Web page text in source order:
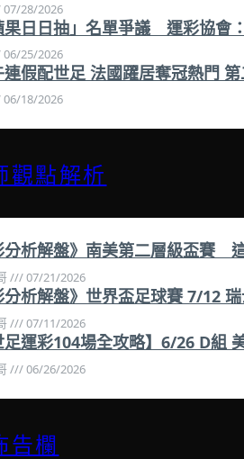
07/28/2026
果日日抽」名單爭議 運彩協會
06/25/2026
連假配世足 法國躍居奪冠熱門
06/18/2026
觀點解析
分析解盤》南美第二層級盃賽
07/21/2026
分析解盤》世界盃足球賽 7/12
07/11/2026
足運彩104場全攻略】6/26 D組
06/26/2026
告欄